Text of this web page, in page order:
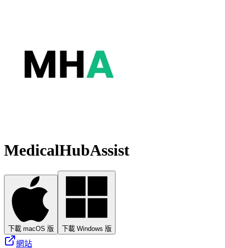
MedicalHubAssist
下載 macOS 版 下載 Windows 版
網站